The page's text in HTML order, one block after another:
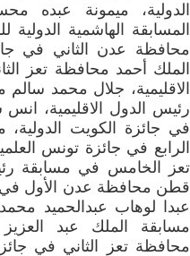
الدولية، ميمونة
المسابقة الهاشمية
محافظة عدن الثاني في
الملك أحمد محافظة تعز
الاقليمية، جلال محمد
رئيس الدول الاقليمية،
في جائزة الكويت
الرابع في جائزة تونس
تعز الخامس في مسابقة
قطن محافظة عدن الأول في
عبدا لوهاب عبدالحميد
مسابقة الملك عبد
محافظة تعز الثاني في